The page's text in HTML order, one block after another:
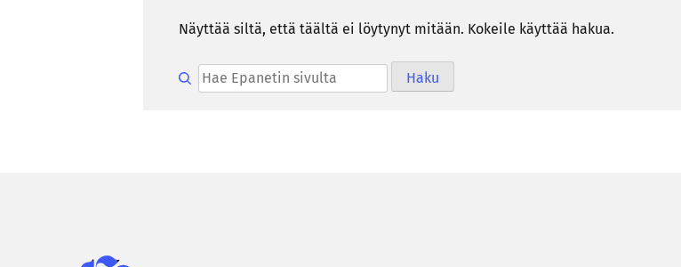
Näyt­tää siltä, että tääl­tä ei löy­ty­nyt mi­tään. Ko­kei­le käyt­tää hakua.
Hae epanetin sivulta Haku